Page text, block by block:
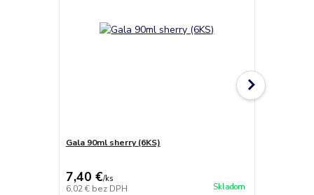
Gala 90ml sherry (6KS)
7,40 €/ks
6,02 € bez DPH Skladom